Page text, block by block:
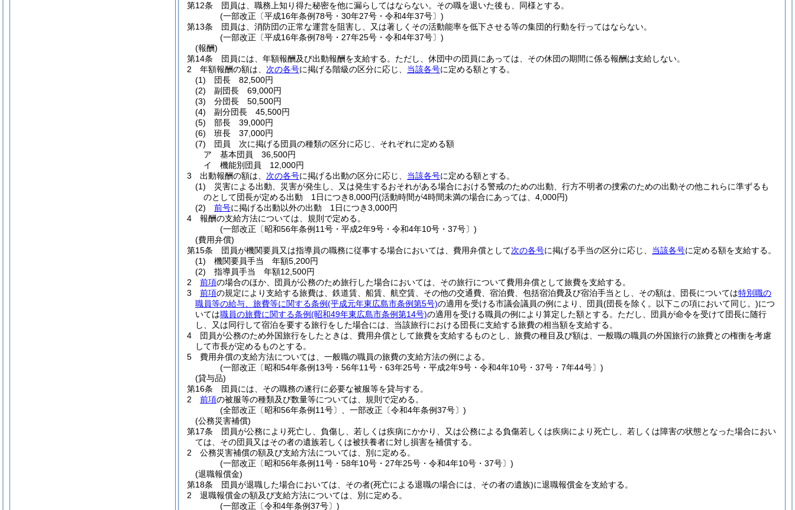
第12条
団員は、職務上知り得た秘密を他に漏らしてはならない。 その職を退いた後も、同様とする。
(一部改正〔平成16年条例78号・30年27号・令和4年37号〕)
第13条
団員は、消防団の正常な運営を阻害し、又は著しくその活動能率を低下させる等の集団的行動を行ってはならない。
(一部改正〔平成16年条例78号・27年25号・令和4年37号〕)
(報酬)
第14条
団員には、年額報酬及び出動報酬を支給する。 ただし、休団中の団員にあっては、その休団の期間に係る報酬は支給しない。
2
年額報酬の額は、 次の各号に掲げる階級の区分に応じ、 当該各号に定める額とする。
(1)
団長 82,500円
(2)
副団長 69,000円
(3)
分団長 50,500円
(4)
副分団長 45,500円
(5)
部長 39,000円
(6)
班長 37,000円
(7)
団員 次に掲げる団員の種類の区分に応じ、それぞれに定める額
ア
基本団員 36,500円
イ
機能別団員 12,000円
3
出動報酬の額は、 次の各号に掲げる出動の区分に応じ、 当該各号に定める額とする。
(1)
災害による出動、災害が発生し、又は発生するおそれがある場合における警戒のための出動、行方不明者の捜索のための出動その他これらに準ずるも
のとして団長が定める出動 1日につき8,000円(活動時間が4時間未満の場合にあっては、4,000円)
(2)
前号に掲げる出動以外の出動 1日につき3,000円
4
報酬の支給方法については、規則で定める。
(一部改正〔昭和56年条例11号・平成2年9号・令和4年10号・37号〕)
(費用弁償)
第15条
団員が機関要員又は指導員の職務に従事する場合においては、費用弁償として次の各号に掲げる手当の区分に応じ、 当該各号に定める額を支給する。
(1)
機関要員手当 年額5,200円
(2)
指導員手当 年額12,500円
2
前項の場合のほか、団員が公務のため旅行した場合においては、その旅行について費用弁償として旅費を支給する。
3
前項の規定により支給する旅費は、鉄道賃、船賃、航空賃、その他の交通費、宿泊費、包括宿泊費及び宿泊手当とし、その額は、団長については特別職の
職員等の給与、旅費等に関する条例(平成元年東広島市条例第5号)の適用を受ける市議会議員の例により、団員(団長を除く。以下この項において同じ。)につ
いては職員の旅費に関する条例(昭和49年東広島市条例第14号)の適用を受ける職員の例により算定した額とする。 ただし、団員が命令を受けて団長に随行
し、又は同行して宿泊を要する旅行をした場合には、当該旅行における団長に支給する旅費の相当額を支給する。
4
団員が公務のため外国旅行をしたときは、費用弁償として旅費を支給するものとし、旅費の種目及び額は、一般職の職員の外国旅行の旅費との権衡を考慮
して市長が定めるものとする。
5
費用弁償の支給方法については、一般職の職員の旅費の支給方法の例による。
(一部改正〔昭和54年条例13号・56年11号・63年25号・平成2年9号・令和4年10号・37号・7年44号〕)
(貸与品)
第16条
団員には、その職務の遂行に必要な被服等を貸与する。
2
前項の被服等の種類及び数量等については、規則で定める。
(全部改正〔昭和56年条例11号〕、一部改正〔令和4年条例37号〕)
(公務災害補償)
第17条
団員が公務により死亡し、負傷し、若しくは疾病にかかり、又は公務による負傷若しくは疾病により死亡し、若しくは障害の状態となった場合におい
ては、その団員又はその者の遺族若しくは被扶養者に対し損害を補償する。
2
公務災害補償の額及び支給方法については、別に定める。
(一部改正〔昭和56年条例11号・58年10号・27年25号・令和4年10号・37号〕)
(退職報償金)
第18条
団員が退職した場合においては、その者(死亡による退職の場合には、その者の遺族)に退職報償金を支給する。
2
退職報償金の額及び支給方法については、別に定める。
(一部改正〔令和4年条例37号〕)